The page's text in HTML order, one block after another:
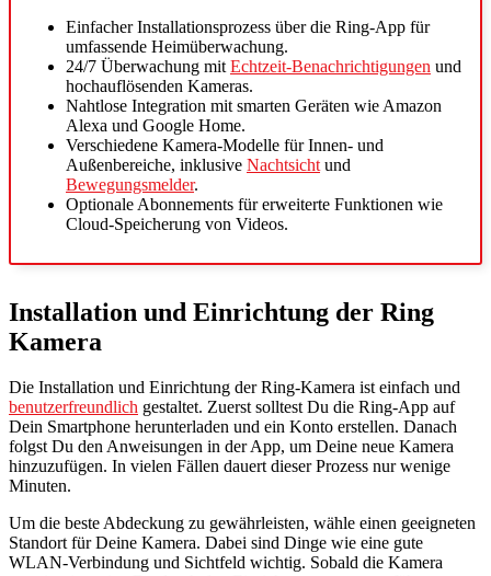
Einfacher Installationsprozess über die Ring-App für
umfassende Heimüberwachung.
24/7 Überwachung mit Echtzeit-Benachrichtigungen und
hochauflösenden Kameras.
Nahtlose Integration mit smarten Geräten wie Amazon
Alexa und Google Home.
Verschiedene Kamera-Modelle für Innen- und
Außenbereiche, inklusive Nachtsicht und
Bewegungsmelder.
Optionale Abonnements für erweiterte Funktionen wie
Cloud-Speicherung von Videos.
Installation und Einrichtung der Ring
Kamera
Die Installation und Einrichtung der Ring-Kamera ist einfach und
benutzerfreundlich gestaltet. Zuerst solltest Du die Ring-App auf
Dein Smartphone herunterladen und ein Konto erstellen. Danach
folgst Du den Anweisungen in der App, um Deine neue Kamera
hinzuzufügen. In vielen Fällen dauert dieser Prozess nur wenige
Minuten.
Um die beste Abdeckung zu gewährleisten, wähle einen geeigneten
Standort für Deine Kamera. Dabei sind Dinge wie eine gute
WLAN-Verbindung und Sichtfeld wichtig. Sobald die Kamera